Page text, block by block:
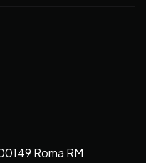
Roma RM